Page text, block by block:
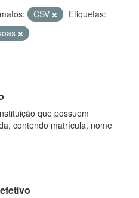
CSV
Etiquetas:
que possuem
contendo matrícula, nome